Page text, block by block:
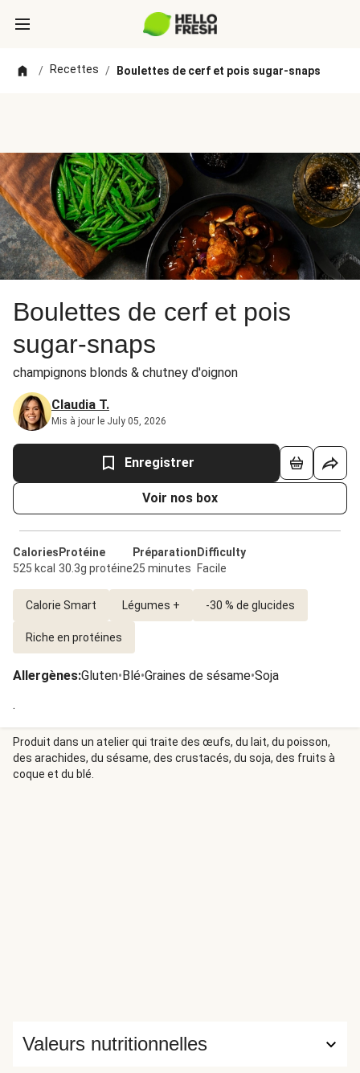
/ Recettes / Boulettes de cerf et pois sugar-snaps
Boulettes de cerf et pois
sugar-snaps
champignons blonds & chutney d'oignon
Claudia T.
Mis à jour le July 05, 2026
Enregistrer
Voir nos box
Calories
525 kcal
Protéine
30.3g protéine
Préparation
25 minutes
Difficulty
Facile
Calorie Smart Légumes + -30 % de glucides
Riche en protéines
Allergènes:Gluten•Blé•Graines de sésame•Soja
.
Produit dans un atelier qui traite des œufs, du lait, du poisson,
des arachides, du sésame, des crustacés, du soja, des fruits à
coque et du blé.
Valeurs nutritionnelles